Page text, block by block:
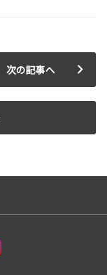
次の記事へ